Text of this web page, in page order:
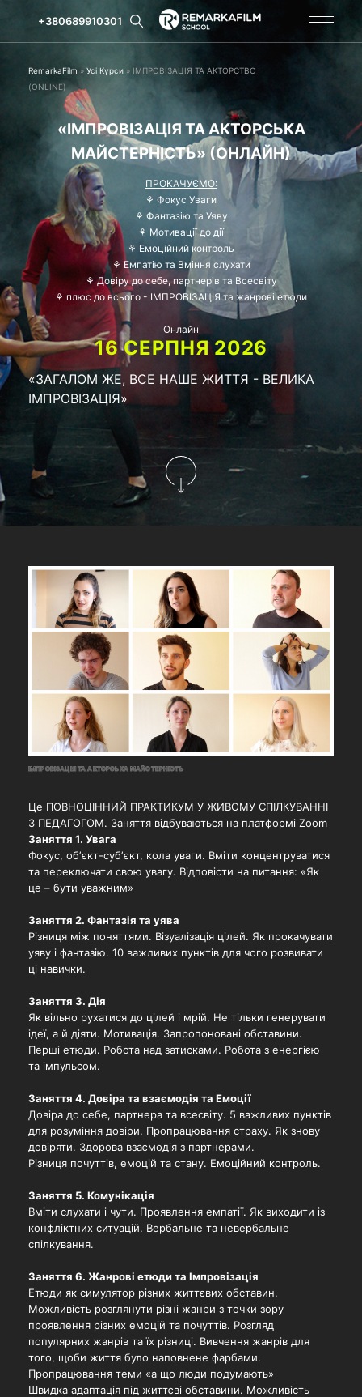
+380689910301
RemarkaFilm » Усі Курси » ІМПРОВІЗАЦІЯ ТА АКТОРСТВО
(ONLINE)
«ІМПРОВІЗАЦІЯ ТА АКТОРСЬКА
МАЙСТЕРНІСТЬ» (ОНЛАЙН)
ПРОКАЧУЄМО:
⚘ Фокус Уваги
⚘ Фантазію та Уяву
⚘ Мотивації до дії
⚘ Емоційний контроль
⚘ Емпатію та Вміння слухати
⚘ Довіру до себе, партнерів та Всесвіту
⚘ плюс до всього - ІМПРОВІЗАЦІЯ та жанрові етюди
Онлайн
16 СЕРПНЯ 2026
«ЗАГАЛОМ ЖЕ, ВСЕ НАШЕ ЖИТТЯ - ВЕЛИКА
ІМПРОВІЗАЦІЯ»
ІМПРОВІЗАЦІЯ ТА АКТОРСЬКА МАЙСТЕРНІСТЬ
Це ПОВНОЦІННИЙ ПРАКТИКУМ У ЖИВОМУ СПІЛКУВАННІ
З ПЕДАГОГОМ. Заняття відбуваються на платформі Zoom
Заняття 1. Увага
Фокус, обʼєкт-субʼєкт, кола уваги. Вміти концентруватися
та переключати свою увагу. Відповісти на питання: «Як
це – бути уважним»
Заняття 2. Фантазія та уява
Різниця між поняттями. Візуалізація цілей. Як прокачувати
уяву і фантазію. 10 важливих пунктів для чого розвивати
ці навички.
Заняття 3. Дія
Як вільно рухатися до цілей і мрій. Не тільки генерувати
ідеї, а й діяти. Мотивація. Запропоновані обставини.
Перші етюди. Робота над затисками. Робота з енергією
та імпульсом.
Заняття 4. Довіра та взаємодія та Емоції
Довіра до себе, партнера та всесвіту. 5 важливих пунктів
для розуміння довіри. Пропрацювання страху. Як знову
довіряти. Здорова взаємодія з партнерами.
Різниця почуттів, емоцій та стану. Емоційний контроль.
Заняття 5. Комунікація
Вміти слухати і чути. Проявлення емпатії. Як виходити із
конфліктних ситуацій. Вербальне та невербальне
спілкування.
Заняття 6. Жанрові етюди та Імпровізація
Етюди як симулятор різних життєвих обставин.
Можливість розглянути різні жанри з точки зору
проявлення різних емоцій та почуттів. Розгляд
популярних жанрів та їх різниці. Вивчення жанрів для
того, щоби життя було наповнене фарбами.
Пропрацювання теми «а що люди подумають»
Швидка адаптація під життєві обставини. Можливість